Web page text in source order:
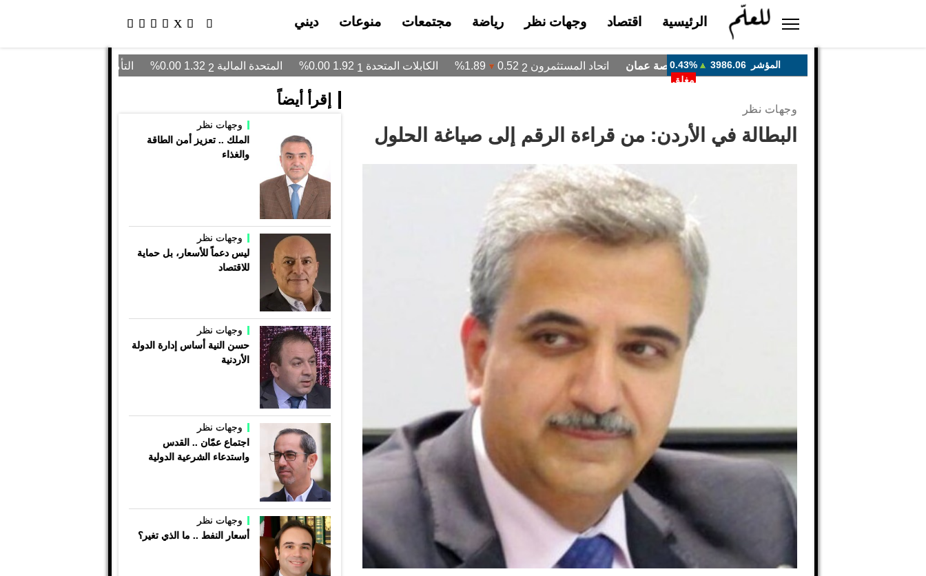
الرئيسية اقتصاد وجهات نظر رياضة مجتمعات منوعات ديني
وجهات نظر
البطالة في الأردن: من قراءة الرقم إلى صياغة الحلول
إقرأ أيضاً
وجهات نظر
الملك .. تعزيز أمن الطاقة
والغذاء
وجهات نظر
ليس دعماً للأسعار، بل حماية
للاقتصاد
وجهات نظر
حسن النية أساس إدارة الدولة
الأردنية
وجهات نظر
اجتماع عمّان .. القدس
واستدعاء الشرعية الدولية
وجهات نظر
أسعار النفط .. ما الذي تغير؟